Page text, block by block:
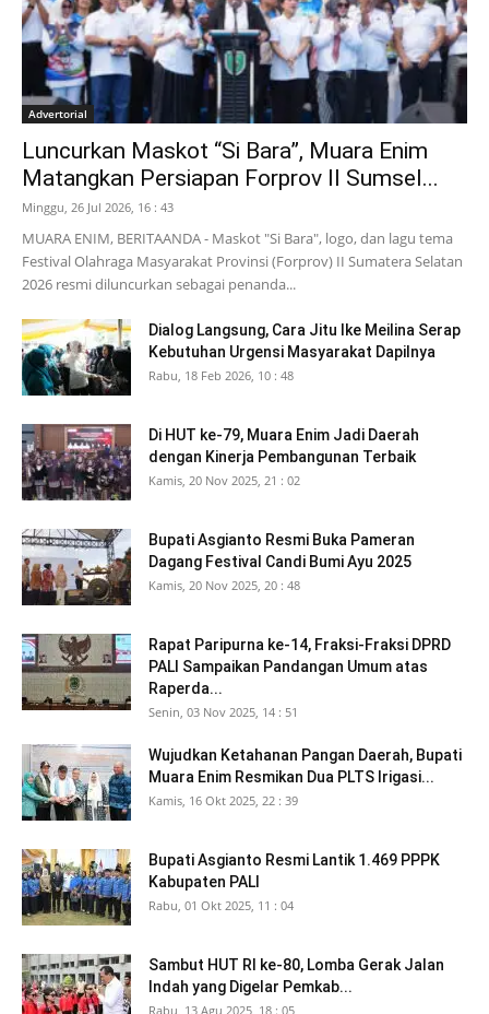
Advertorial
Luncurkan Maskot “Si Bara”, Muara Enim
Matangkan Persiapan Forprov II Sumsel...
Minggu, 26 Jul 2026, 16 : 43
MUARA ENIM, BERITAANDA - Maskot "Si Bara", logo, dan lagu tema
Festival Olahraga Masyarakat Provinsi (Forprov) II Sumatera Selatan
2026 resmi diluncurkan sebagai penanda...
Dialog Langsung, Cara Jitu Ike Meilina Serap
Kebutuhan Urgensi Masyarakat Dapilnya
Rabu, 18 Feb 2026, 10 : 48
Di HUT ke-79, Muara Enim Jadi Daerah
dengan Kinerja Pembangunan Terbaik
Kamis, 20 Nov 2025, 21 : 02
Bupati Asgianto Resmi Buka Pameran
Dagang Festival Candi Bumi Ayu 2025
Kamis, 20 Nov 2025, 20 : 48
Rapat Paripurna ke-14, Fraksi-Fraksi DPRD
PALI Sampaikan Pandangan Umum atas
Raperda...
Senin, 03 Nov 2025, 14 : 51
Wujudkan Ketahanan Pangan Daerah, Bupati
Muara Enim Resmikan Dua PLTS Irigasi...
Kamis, 16 Okt 2025, 22 : 39
Bupati Asgianto Resmi Lantik 1.469 PPPK
Kabupaten PALI
Rabu, 01 Okt 2025, 11 : 04
Sambut HUT RI ke-80, Lomba Gerak Jalan
Indah yang Digelar Pemkab...
Rabu, 13 Agu 2025, 18 : 05